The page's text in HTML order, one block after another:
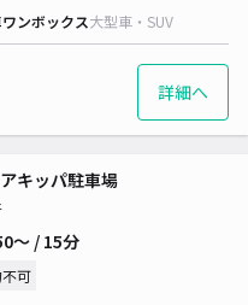
ワンボックス大型車・SUV
詳細へ
キッパ駐車場
〜 / 15分
可